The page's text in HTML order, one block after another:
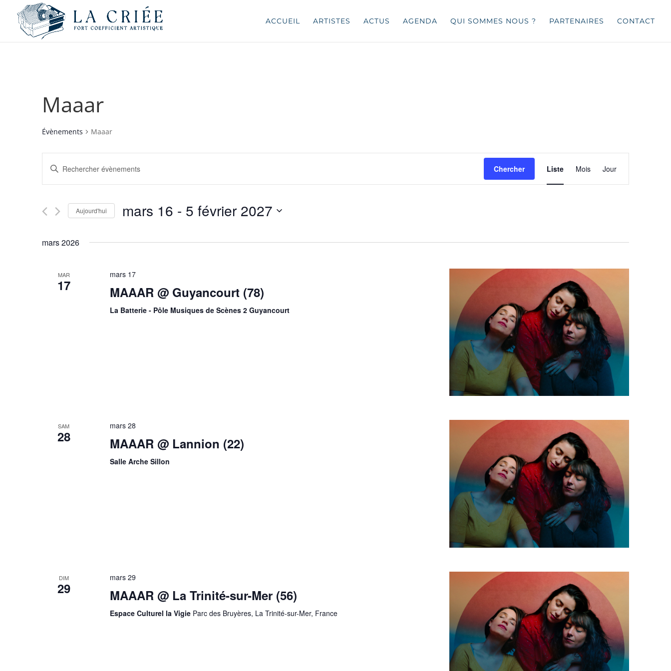
ACCUEIL ARTISTES ACTUS AGENDA QUI SOMMES NOUS ? PARTENAIRES CONTACT
Maaar
Évènements Maaar
Recherche
et
navigation
vues
Évènements
Saisir
clé.
Évènements
clé.
Chercher
Navigation
de
vues
Liste Mois Jour
Aujourd'hui mars 16 - 5 février 2027
mars 2026
MAR
17
mars 17
MAAAR @ Guyancourt (78)
La Batterie - Pôle Musiques de Scènes 2 Guyancourt
SAM
28
mars 28
MAAAR @ Lannion (22)
Salle Arche Sillon
DIM
29
mars 29
MAAAR @ La Trinité-sur-Mer (56)
Espace Culturel la Vigie Parc des Bruyères, La Trinité-sur-Mer, France